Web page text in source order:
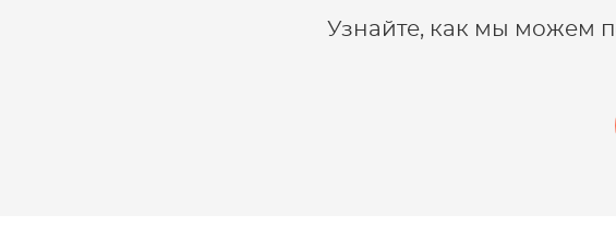
Узнайте, как мы можем